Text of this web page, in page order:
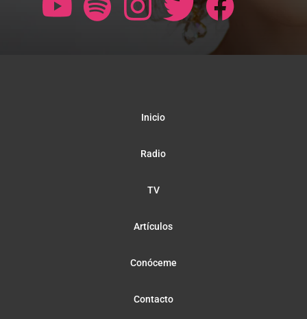
Inicio
Radio
TV
Artículos
Conóceme
Contacto